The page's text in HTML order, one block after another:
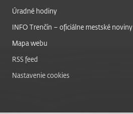
Úradné hodiny
INFO Trenčín – oficiálne mestské noviny
Mapa webu
RSS feed
Nastavenie cookies